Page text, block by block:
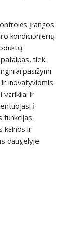
įrangos
kondicionierių
tiek
pasižymi
inovatyviomis
varikliai ir
į
funkcijas,
kainos ir
daugelyje